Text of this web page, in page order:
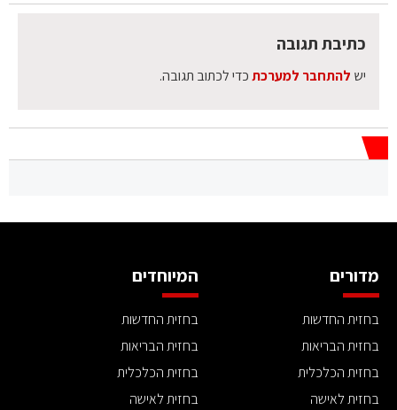
כתיבת תגובה
יש להתחבר למערכתכדי לכתוב תגובה.
מדורים
בחזית החדשות
בחזית הבריאות
בחזית הכלכלית
בחזית לאישה
המיוחדים
בחזית החדשות
בחזית הבריאות
בחזית הכלכלית
בחזית לאישה